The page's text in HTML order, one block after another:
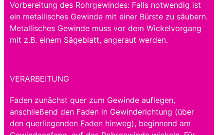
Vorbereitung des Rohrgewindes: Falls notwendig ist
ein metallisches Gewinde mit einer Bürste zu säubern.
Metallisches Gewinde muss vor dem Wickelvorgang
mit z.B. einem Sägeblatt, angeraut werden.
VERARBEITUNG
Faden zunächst quer zum Gewinde auflegen,
anschließend den Faden in Gewinderichtung (über
den querliegenden Faden hinweg), beginnend am